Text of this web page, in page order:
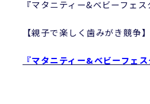
『マタニティー&ベビーフェ
【親子で楽しく歯みがき競争
『マタニティー&ベビーフェ